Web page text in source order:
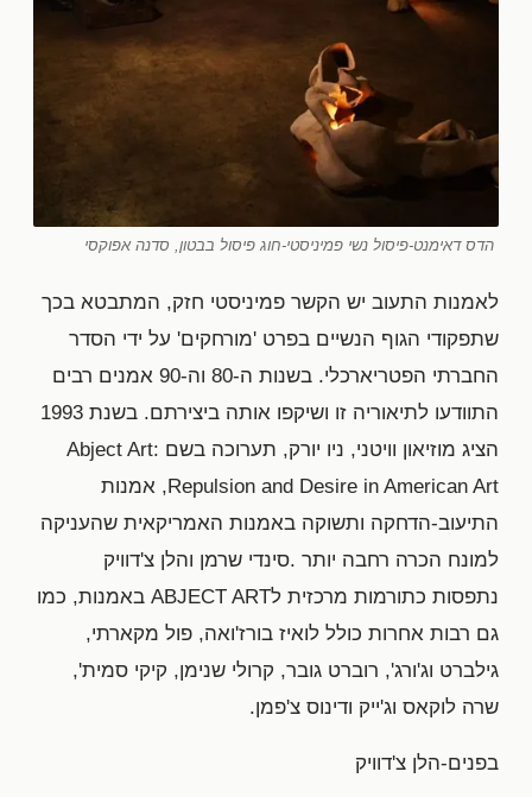
הדס דאימנט-פיסול נשי פמיניסטי-חוג פיסול בבטון, סדנה אפוקסי
לאמנות התעוב יש הקשר פמיניסטי חזק, המתבטא בכך
שתפקודי הגוף הנשיים בפרט 'מורחקים' על ידי הסדר
החברתי הפטריארכלי. בשנות ה-80 וה-90 אמנים רבים
התוודעו לתיאוריה זו ושיקפו אותה ביצירתם. בשנת 1993
הציג מוזיאון וויטני, ניו יורק, תערוכה בשם Abject Art:
Repulsion and Desire in American Art, אמנות
התיעוב-הדחקה ותשוקה באמנות האמריקאית שהעניקה
למונח הכרה רחבה יותר .סינדי שרמן והלן צ'דוויק
נתפסות כתורמות מרכזית לABJECT ART באמנות, כמו
גם רבות אחרות כולל לואיז בורז'ואה, פול מקארתי,
גילברט וג'ורג', רוברט גובר, קרולי שנימן, קיקי סמית',
שרה לוקאס וג'ייק ודינוס צ'פמן.
בפנים-הלן צ'דוויק